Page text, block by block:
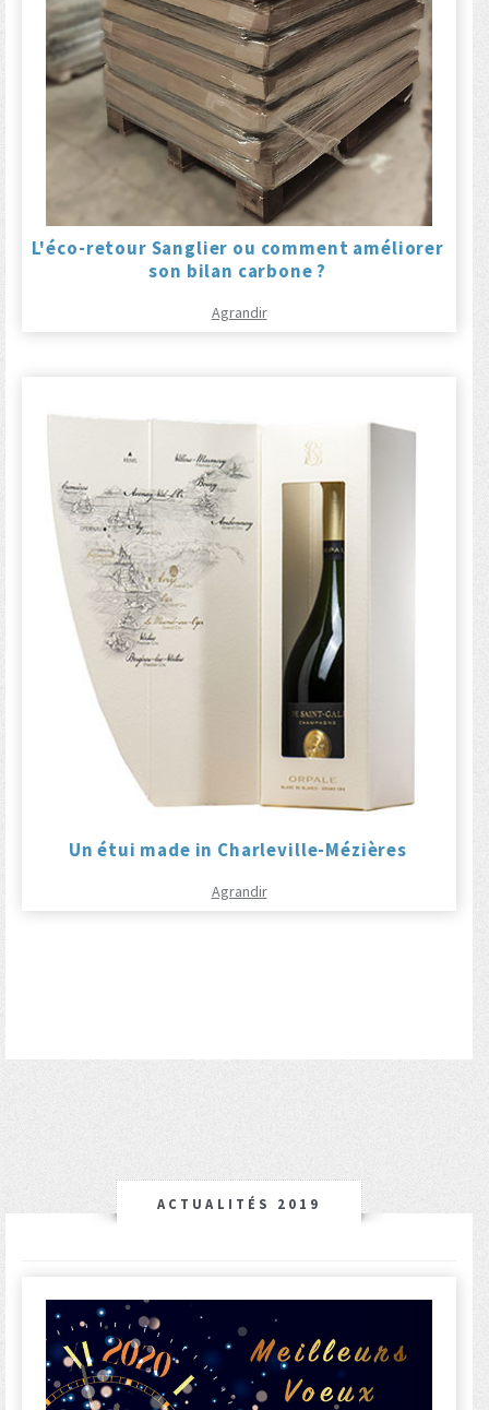
L'éco-retour Sanglier ou comment améliorer
son bilan carbone ?
Agrandir
Un étui made in Charleville-Mézières
Agrandir
ACTUALITÉS 2019